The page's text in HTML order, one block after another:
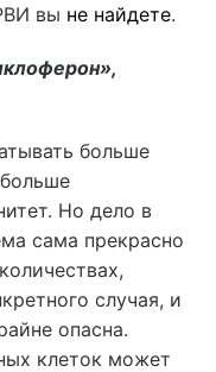
вы не найдете.
больше
Но дело в
сама прекрасно
случая, и
опасна.
клеток может